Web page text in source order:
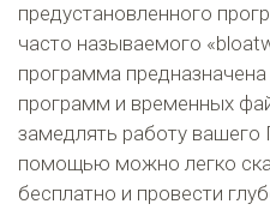
предустановленного
часто называемого
программа
программ и временных
замедлять работу
помощью можно легко
бесплатно и провести